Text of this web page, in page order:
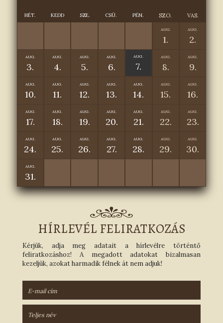
HÉT. KEDD SZE. CSÜ. PÉN. SZO. VAS.
AUG.
1.
AUG.
2.
AUG.
3.
AUG.
4.
AUG.
5.
AUG.
6.
AUG.
7.
AUG.
8.
AUG.
9.
AUG.
10.
AUG.
11.
AUG.
12.
AUG.
13.
AUG.
14.
AUG.
15.
AUG.
16.
AUG.
17.
AUG.
18.
AUG.
19.
AUG.
20.
AUG.
21.
AUG.
22.
AUG.
23.
AUG.
24.
AUG.
25.
AUG.
26.
AUG.
27.
AUG.
28.
AUG.
29.
AUG.
30.
AUG.
31.
HÍRLEVÉL FELIRATKOZÁS
Kérjük, adja meg adatait a hírlevélre történtő
feliratkozáshoz! A megadott adatokat bizalmasan
kezeljük, azokat harmadik félnek át nem adjuk!